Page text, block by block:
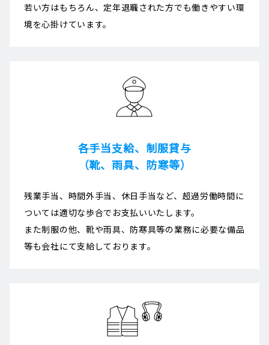
若い方はもちろん、定年退職された方でも働きやすい環
境を心掛けています。
各手当支給、制服貸与
（靴、雨具、防寒等）
残業手当、時間外手当、休日手当など、超過労働時間に
ついては適切な歩合でお支払いいたします。
また制服の他、靴や雨具、防寒具等の業務に必要な備品
等も会社にて支給しております。